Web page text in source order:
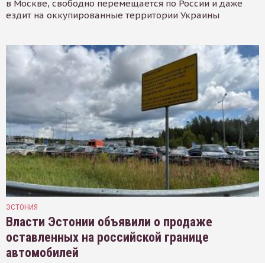
в Москве, свободно перемещается по России и даже
ездит на оккупированные территории Украины
ЭСТОНИЯ
Власти Эстонии объявили о продаже
оставленных на российской границе
автомобилей